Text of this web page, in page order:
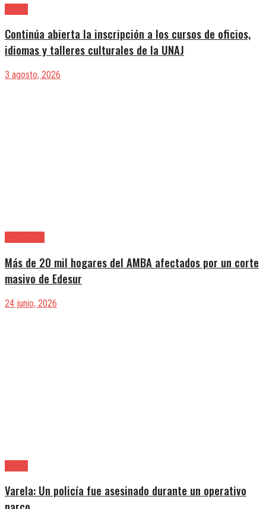
Continúa abierta la inscripción a los cursos de oficios,
idiomas y talleres culturales de la UNAJ
3 agosto, 2026
Más de 20 mil hogares del AMBA afectados por un corte
masivo de Edesur
24 junio, 2026
Varela: Un policía fue asesinado durante un operativo